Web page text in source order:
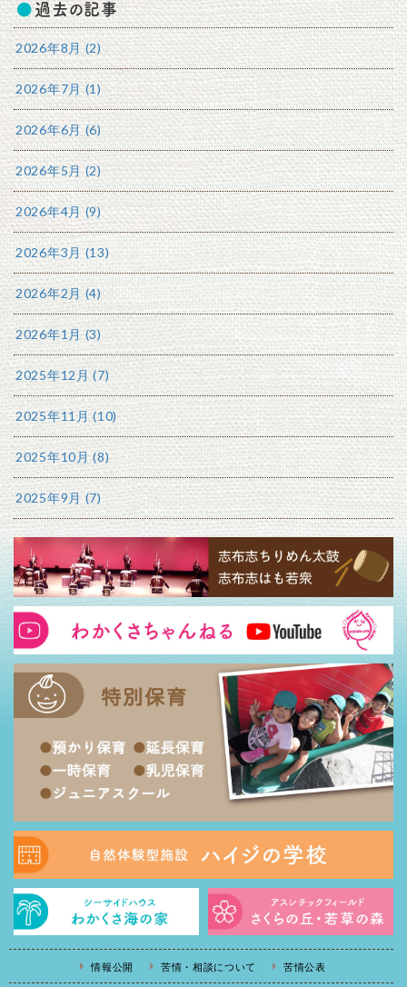
過去の記事
2026年8月 (2)
2026年7月 (1)
2026年6月 (6)
2026年5月 (2)
2026年4月 (9)
2026年3月 (13)
2026年2月 (4)
2026年1月 (3)
2025年12月 (7)
2025年11月 (10)
2025年10月 (8)
2025年9月 (7)
情報公開 苦情・相談について 苦情公表